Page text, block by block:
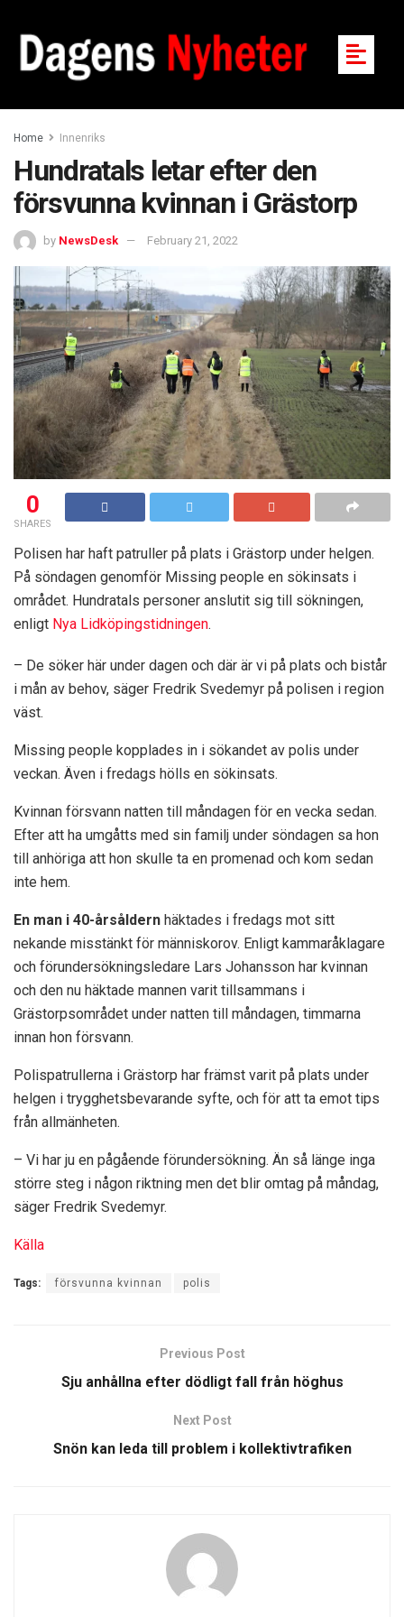
Home Innenriks
Hundratals letar efter den
försvunna kvinnan i Grästorp
by NewsDesk February 21, 2022
0
SHARES
Polisen har haft patruller på plats i Grästorp under helgen.
På söndagen genomför Missing people en sökinsats i
området. Hundratals personer anslutit sig till sökningen,
enligt Nya Lidköpingstidningen.
– De söker här under dagen och där är vi på plats och bistår
i mån av behov, säger Fredrik Svedemyr på polisen i region
väst.
Missing people kopplades in i sökandet av polis under
veckan. Även i fredags hölls en sökinsats.
Kvinnan försvann natten till måndagen för en vecka sedan.
Efter att ha umgåtts med sin familj under söndagen sa hon
till anhöriga att hon skulle ta en promenad och kom sedan
inte hem.
En man i 40-årsåldern häktades i fredags mot sitt
nekande misstänkt för människorov. Enligt kammaråklagare
och förundersökningsledare Lars Johansson har kvinnan
och den nu häktade mannen varit tillsammans i
Grästorpsområdet under natten till måndagen, timmarna
innan hon försvann.
Polispatrullerna i Grästorp har främst varit på plats under
helgen i trygghetsbevarande syfte, och för att ta emot tips
från allmänheten.
– Vi har ju en pågående förundersökning. Än så länge inga
större steg i någon riktning men det blir omtag på måndag,
säger Fredrik Svedemyr.
Källa
Tags: försvunna kvinnan polis
Previous Post
Sju anhållna efter dödligt fall från höghus
Next Post
Snön kan leda till problem i kollektivtrafiken